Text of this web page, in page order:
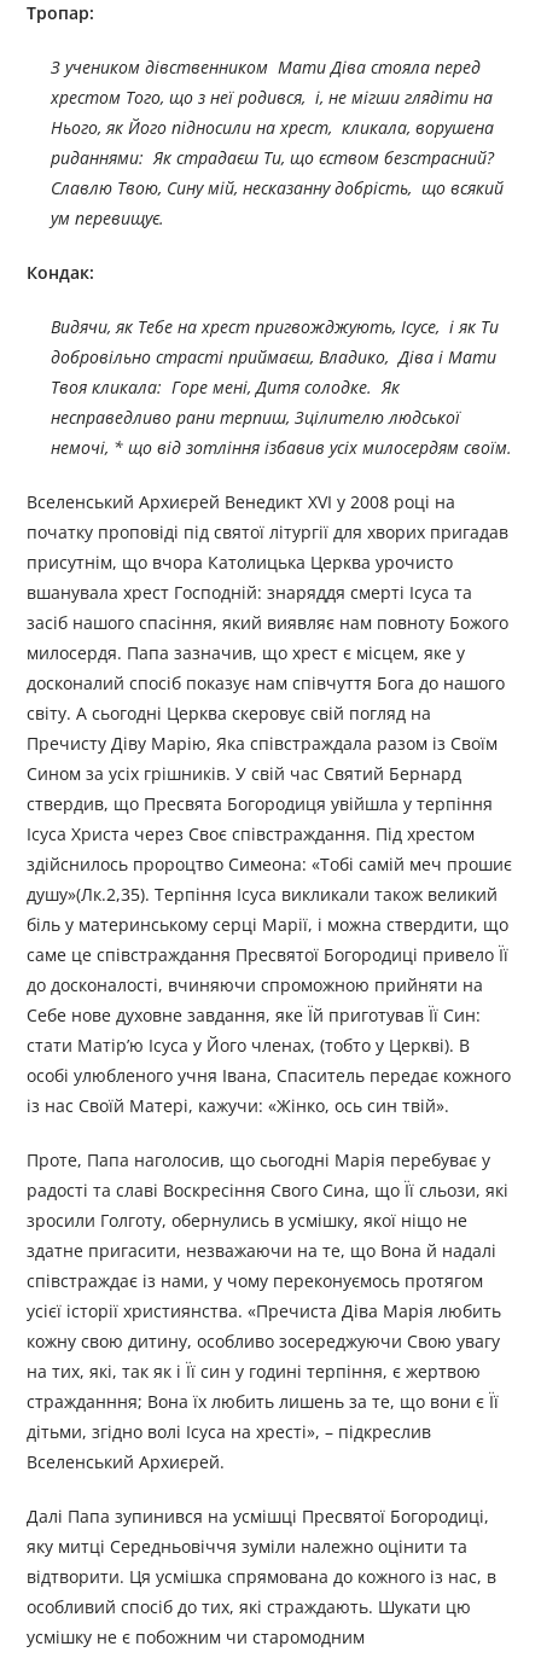
Тропар:
З учеником дівственником Мати Діва стояла перед
хрестом Того, що з неї родився, і, не мігши глядіти на
Нього, як Його підносили на хрест, кликала, ворушена
риданнями: Як страдаєш Ти, що єством безстрасний?
Славлю Твою, Сину мій, несказанну добрість, що всякий
ум перевищує.
Кондак:
Видячи, як Тебе на хрест пригвожджують, Ісусе, і як Ти
добровільно страсті приймаєш, Владико, Діва і Мати
Твоя кликала: Горе мені, Дитя солодке. Як
несправедливо рани терпиш, Зцілителю людської
немочі, * що від зотління ізбавив усіх милосердям своїм.
Вселенський Архиєрей Венедикт XVI у 2008 році на
початку проповіді під святої літургії для хворих пригадав
присутнім, що вчора Католицька Церква урочисто
вшанувала хрест Господній: знаряддя смерті Ісуса та
засіб нашого спасіння, який виявляє нам повноту Божого
милосердя. Папа зазначив, що хрест є місцем, яке у
досконалий спосіб показує нам співчуття Бога до нашого
світу. А сьогодні Церква скеровує свій погляд на
Пречисту Діву Марію, Яка співстраждала разом із Своїм
Сином за усіх грішників. У свій час Святий Бернард
ствердив, що Пресвята Богородиця увійшла у терпіння
Ісуса Христа через Своє співстраждання. Під хрестом
здійснилось пророцтво Симеона: «Тобі самій меч прошиє
душу»(Лк.2,35). Терпіння Ісуса викликали також великий
біль у материнському серці Марії, і можна ствердити, що
саме це співстраждання Пресвятої Богородиці привело Її
до досконалості, вчиняючи спроможною прийняти на
Себе нове духовне завдання, яке Їй приготував Її Син:
стати Матір’ю Ісуса у Його членах, (тобто у Церкві). В
особі улюбленого учня Івана, Спаситель передає кожного
із нас Своїй Матері, кажучи: «Жінко, ось син твій».
Проте, Папа наголосив, що сьогодні Марія перебуває у
радості та славі Воскресіння Свого Сина, що Її сльози, які
зросили Голготу, обернулись в усмішку, якої ніщо не
здатне пригасити, незважаючи на те, що Вона й надалі
співстраждає із нами, у чому переконуємось протягом
усієї історії християнства. «Пречиста Діва Марія любить
кожну свою дитину, особливо зосереджуючи Свою увагу
на тих, які, так як і Її син у годині терпіння, є жертвою
стражданння; Вона їх любить лишень за те, що вони є Її
дітьми, згідно волі Ісуса на хресті», – підкреслив
Вселенський Архиєрей.
Далі Папа зупинився на усмішці Пресвятої Богородиці,
яку митці Середньовіччя зуміли належно оцінити та
відтворити. Ця усмішка спрямована до кожного із нас, в
особливий спосіб до тих, які страждають. Шукати цю
усмішку не є побожним чи старомодним